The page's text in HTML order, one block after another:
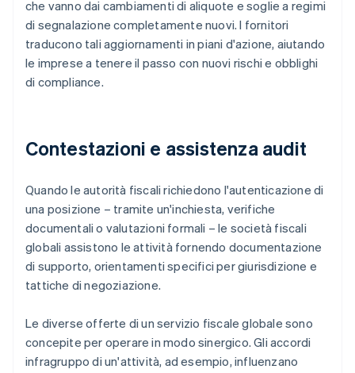
che vanno dai cambiamenti di aliquote e soglie a regimi
di segnalazione completamente nuovi. I fornitori
traducono tali aggiornamenti in piani d'azione, aiutando
le imprese a tenere il passo con nuovi rischi e obblighi
di compliance.
Contestazioni e assistenza audit
Quando le autorità fiscali richiedono l'autenticazione di
una posizione – tramite un'inchiesta, verifiche
documentali o valutazioni formali – le società fiscali
globali assistono le attività fornendo documentazione
di supporto, orientamenti specifici per giurisdizione e
tattiche di negoziazione.
Le diverse offerte di un servizio fiscale globale sono
concepite per operare in modo sinergico. Gli accordi
infragruppo di un'attività, ad esempio, influenzano